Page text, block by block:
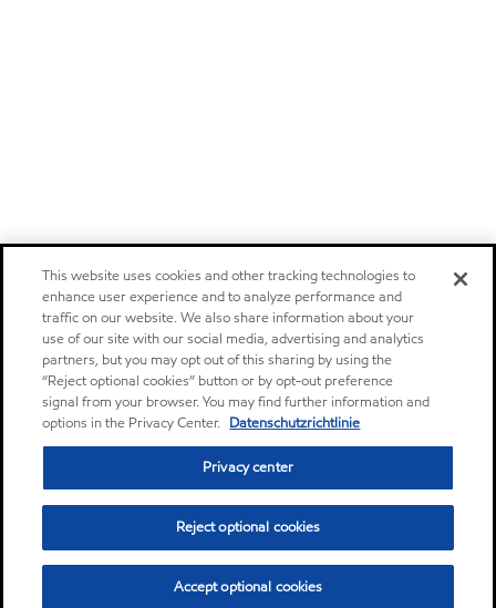
This website uses cookies and other tracking technologies to
enhance user experience and to analyze performance and
traffic on our website. We also share information about your
use of our site with our social media, advertising and analytics
partners, but you may opt out of this sharing by using the
“Reject optional cookies” button or by opt-out preference
signal from your browser. You may find further information and
options in the Privacy Center. Datenschutzrichtlinie
Privacy center
Reject optional cookies
Accept optional cookies